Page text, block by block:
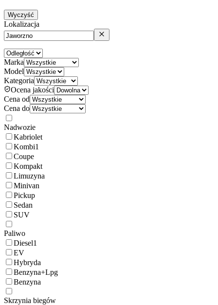
Wyczyść
Lokalizacja
Marka
Model
Kategoria
Ocena jakości
Cena od
Cena do
Nadwozie
Kabriolet
Kombi1
Coupe
Kompakt
Limuzyna
Minivan
Pickup
Sedan
SUV
Paliwo
Diesel1
EV
Hybryda
Benzyna+Lpg
Benzyna
Skrzynia biegów